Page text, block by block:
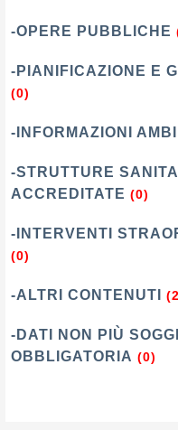
-OPERE PUBBLICHE
-PIANIFICAZIONE E
(0)
-INFORMAZIONI
-STRUTTURE
ACCREDITATE (0)
-INTERVENTI
(0)
-ALTRI CONTENUTI
-DATI NON PIÙ
OBBLIGATORIA (0)